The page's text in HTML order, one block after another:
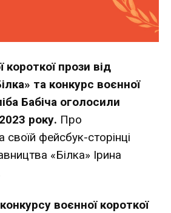
короткої прози від
та конкурс воєнної
Бабіча оголосили
року. Про
своїй фейсбук-сторінці
«Білка» Ірина
воєнної короткої